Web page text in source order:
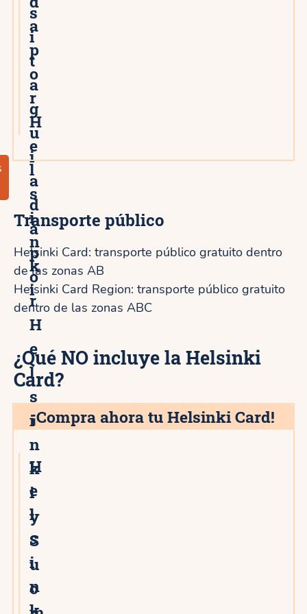
a
p
o
r
H
e
l
s
i
n
k
i
s
i
t
a
g
u
i
a
d
a
p
o
r
H
e
l
s
i
n
k
i
y
S
u
o
Transporte público
Helsinki Card: transporte público gratuito dentro
de las zonas AB
Helsinki Card Region: transporte público gratuito
dentro de las zonas ABC
¿Qué NO incluye la Helsinki
Card?
¡Compra ahora tu Helsinki Card!
H
e
l
s
i
n
k